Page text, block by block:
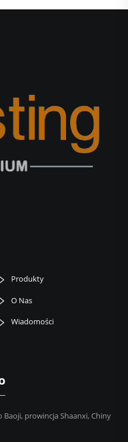
Produkty
O Nas
Wiadomości
prowincja Shaanxi, Chiny